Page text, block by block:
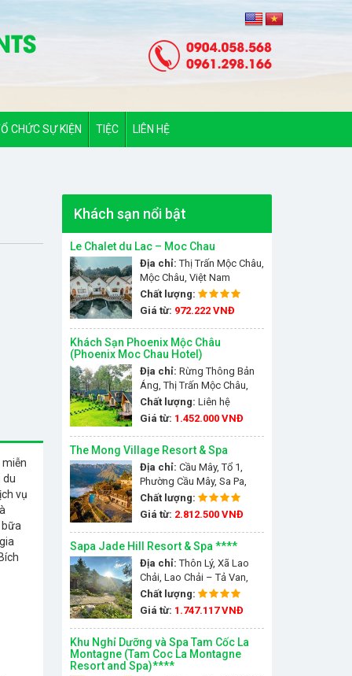
CHỨC SỰ KIỆN TIỆC LIÊN HỆ
du
vụ
Khách sạn nổi bật
Le Chalet du Lac – Moc Chau
Địa chỉ:Thị Trấn Mộc Châu,
Mộc Châu, Việt Nam
Chất lượng:
Giá từ: 972.222 VNĐ
Khách Sạn Phoenix Mộc Châu
(Phoenix Moc Chau Hotel)
Địa chỉ: Rừng Thông Bản
Áng, Thị Trấn Mộc Châu,
Mộc Châu, Việt Nam
Chất lượng: Liên hệ
Giá từ: 1.452.000 VNĐ
The Mong Village Resort & Spa
Địa chỉ: Cầu Mây, Tổ 1,
Phường Cầu Mây, Sa Pa,
Lào Cai
Chất lượng:
Giá từ: 2.812.500 VNĐ
Sapa Jade Hill Resort & Spa ****
Địa chỉ:Thôn Lý, Xã Lao
Chải, Lao Chải – Tả Van,
Sapa, Việt Nam
Chất lượng:
Giá từ: 1.747.117 VNĐ
Khu Nghỉ Dưỡng và Spa Tam Cốc La
Montagne (Tam Coc La Montagne
Resort and Spa)****